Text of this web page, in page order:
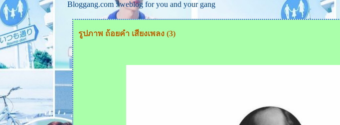
Bloggang.com : weblog for you and your gang
รูปภาพ ถ้อยคำ เสียงเพลง (3)